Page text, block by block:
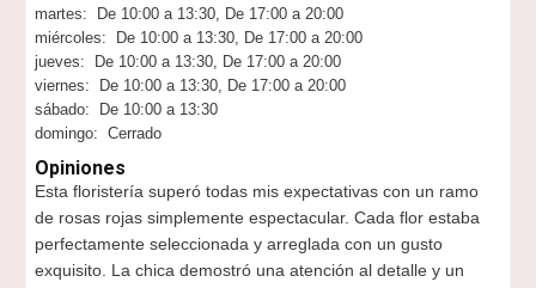
martes: De 10:00 a 13:30, De 17:00 a 20:00
miércoles: De 10:00 a 13:30, De 17:00 a 20:00
jueves: De 10:00 a 13:30, De 17:00 a 20:00
viernes: De 10:00 a 13:30, De 17:00 a 20:00
sábado: De 10:00 a 13:30
domingo: Cerrado
Opiniones
Esta floristería superó todas mis expectativas con un ramo
de rosas rojas simplemente espectacular. Cada flor estaba
perfectamente seleccionada y arreglada con un gusto
exquisito. La chica demostró una atención al detalle y un